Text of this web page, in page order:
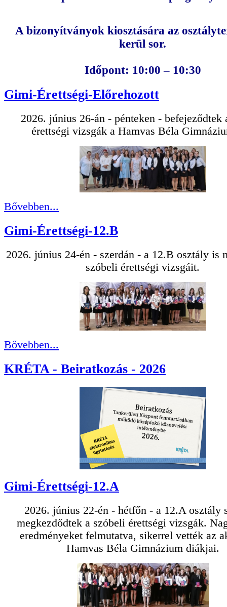
A bizonyítványok kiosztására az
kerül sor.
Időpont: 10:00 – 10:30
Gimi-Érettségi-Előrehozott
2026. június 26-án - pénteken - befejeződtek
érettségi vizsgák a Hamvas Béla
Bővebben...
Gimi-Érettségi-12.B
2026. június 24-én - szerdán - a 12.B osztály is
szóbeli érettségi vizsgáit.
Bővebben...
KRÉTA - Beiratkozás - 2026
Gimi-Érettségi-12.A
2026. június 22-én - hétfőn - a 12.A osztály
megkezdődtek a szóbeli érettségi vizsgák.
eredményeket felmutatva, sikerrel vették az
Hamvas Béla Gimnázium diákjai.